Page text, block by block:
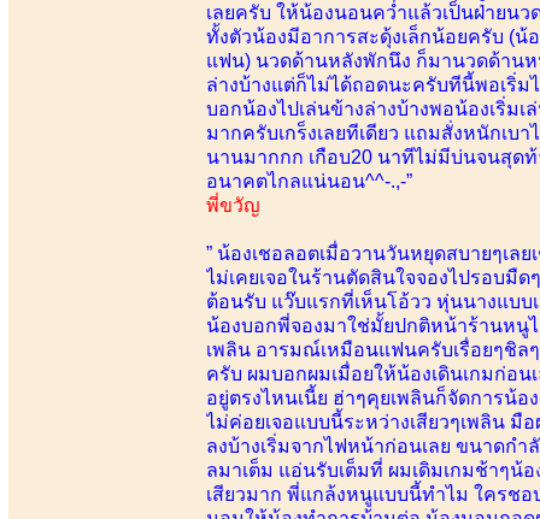
เลยครับ ให้น้องนอนคว่ำแล้วเป็นฝ่ายน
ทั้งตัวน้องมีอาการสะดุ้งเล็กน้อยครับ (
แฟน) นวดด้านหลังพักนึง ก็มานวดด้าน
ล่างบ้างแต่ก็ไม่ได้ถอดนะครับทีนี้พอเริ่ม
บอกน้องไปเล่นข้างล่างบ้างพอน้องเริ่ม
มากครับเกร็งเลยทีเดียว แถมสั่งหนักเ
นานมากกก เกือบ20 นาทีไม่มีบ่นจนสุด
อนาคตไกลแน่นอน^^-.,-”
พี่ขวัญ
” น้องเชอลอตเมื่อวานวันหยุดสบายๆเล
ไม่เคยเจอในร้านตัดสินใจจองไปรอบมื
ต้อนรับ แว๊บแรกที่เห็นโอ้วว หุ่นนางแบ
น้องบอกพี่จองมาใช่มั้ยปกติหน้าร้านหนู
เพลิน อารมณ์เหมือนแฟนครับเรื่อยๆชิล
ครับ ผมบอกผมเมื่อยให้น้องเดินเกมก่อ
อยู่ตรงไหนเนี้ย ฮ่าๆคุยเพลินก็จัดการน้อ
ไม่ค่อยเจอแบบนี้ระหว่างเสียวๆเพลิน
ลงบ้างเริ่มจากไฟหน้าก่อนเลย ขนาดก
ลมาเต็ม แอ่นรับเต็มที่ ผมเดิมเกมช้าๆ
เสียวมาก พี่แกล้งหนูแบบนี้ทำไม ใครช